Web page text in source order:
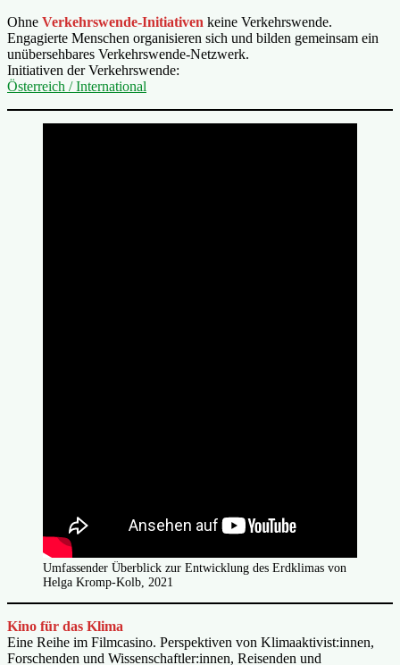
Ohne Verkehrswende-Initiativen keine Verkehrswende.
Engagierte Menschen organisieren sich und bilden gemeinsam ein
unübersehbares Verkehrswende-Netzwerk.
Initiativen der Verkehrswende:
Österreich / International
Umfassender Überblick zur Entwicklung des Erdklimas von
Helga Kromp-Kolb, 2021
Kino für das Klima
Eine Reihe im Filmcasino. Perspektiven von Klimaaktivist:innen,
Forschenden und Wissenschaftler:innen, Reisenden und